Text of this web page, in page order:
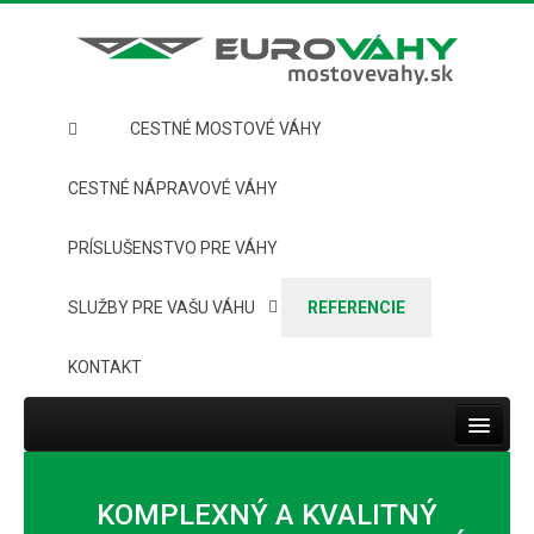
CESTNÉ MOSTOVÉ VÁHY
CESTNÉ NÁPRAVOVÉ VÁHY
PRÍSLUŠENSTVO PRE VÁHY
SLUŽBY PRE VAŠU VÁHU REFERENCIE
KONTAKT
Toggle
CESTNÉ MOSTOVÉ VÁHY
KOMPLEXNÝ A KVALITNÝ